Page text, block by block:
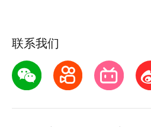
联系我们